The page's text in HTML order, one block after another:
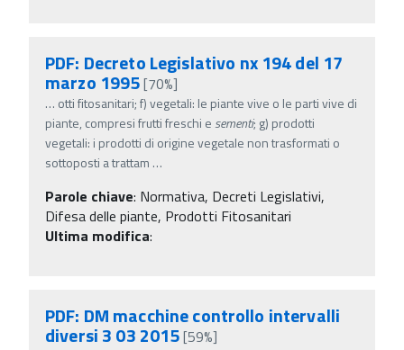
PDF: Decreto Legislativo nx 194 del 17
marzo 1995[70%]
… otti fitosanitari; f) vegetali: le piante vive o le parti vive di
piante, compresi frutti freschi e sementi; g) prodotti
vegetali: i prodotti di origine vegetale non trasformati o
sottoposti a trattam …
Parole chiave: Normativa, Decreti Legislativi,
Difesa delle piante, Prodotti Fitosanitari
Ultima modifica:
PDF: DM macchine controllo intervalli
diversi 3 03 2015[59%]